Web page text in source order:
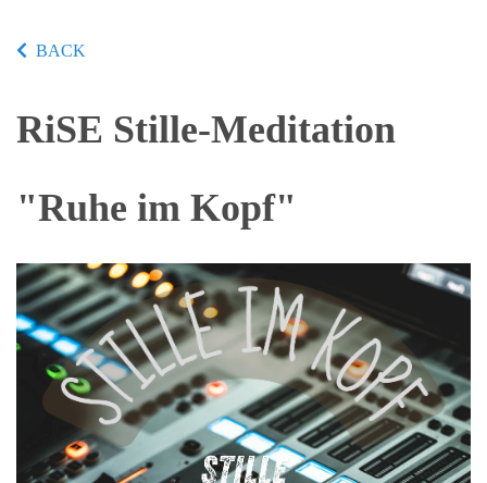
BACK
RiSE Stille-Meditation
"Ruhe im Kopf"